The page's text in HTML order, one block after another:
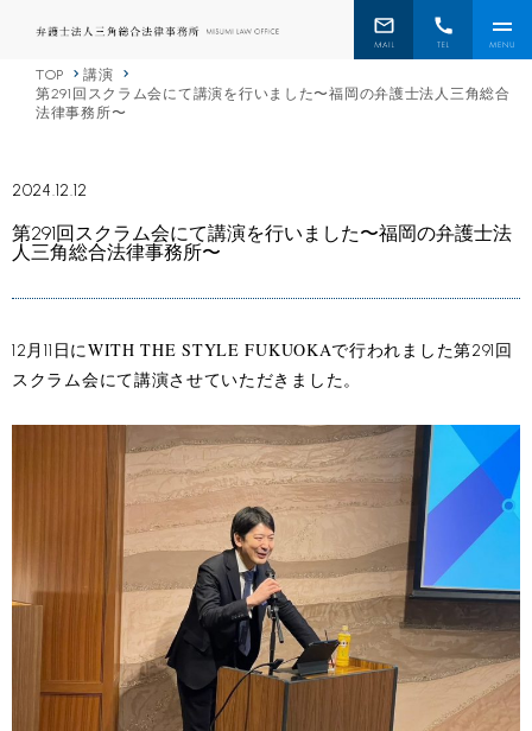
TOP
講演
第291回スクラム会にて講演を行いました〜福岡の弁護士法人三角総合
法律事務所〜
2024.12.12
第291回スクラム会にて講演を行いました〜福岡の弁護士法
人三角総合法律事務所〜
12月11日にWITH THE STYLE FUKUOKAで行われました第291回
スクラム会にて講演させていただきました。